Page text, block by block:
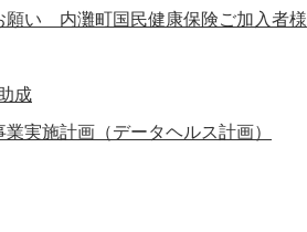
い 内灘町国民健康保険ご加入者様
成
実施計画（データヘルス計画）